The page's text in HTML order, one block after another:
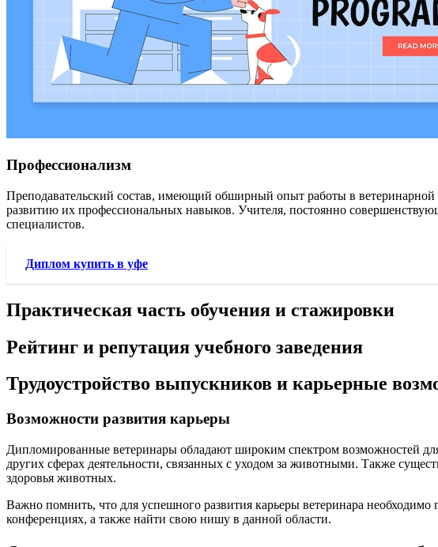
Профессионализм
Преподавательский состав, имеющий обширный опыт работы в ветеринарной
развитию их профессиональных навыков. Учителя, постоянно
специалистов.
Диплом купить в уфе
Практическая часть обучения и стажировки
Рейтинг и репутация учебного заведения
Трудоустройство выпускников и карьерные
Возможности развития карьеры
Дипломированные ветеринары обладают широким спектром возможностей
других сферах деятельности, связанных с уходом за животными. Также
здоровья животных.
Важно помнить, что для успешного развития карьеры ветеринара
конференциях, а также найти свою нишу в данной области.